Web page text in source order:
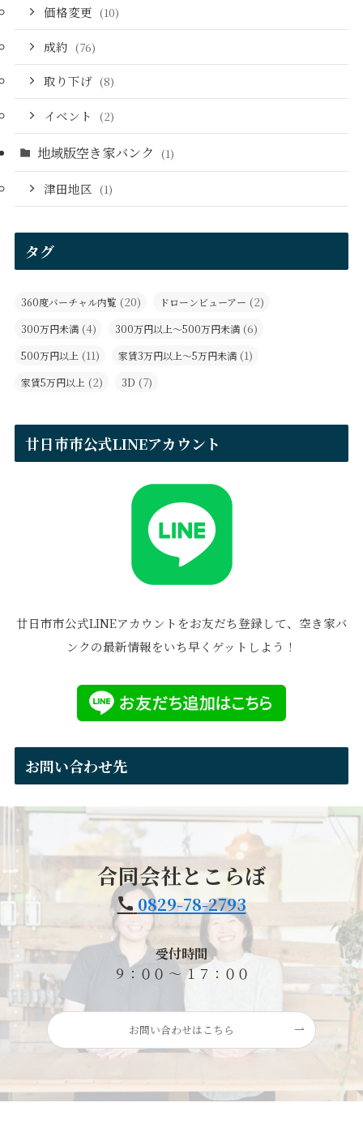
価格変更 (10)
成約 (76)
取り下げ (8)
イベント (2)
地域版空き家バンク (1)
津田地区 (1)
タグ
360度バーチャル内覧 (20) ドローンビューアー (2)
300万円未満 (4) 300万円以上～500万円未満 (6)
500万円以上 (11) 家賃3万円以上～5万円未満 (1)
家賃5万円以上 (2) 3D (7)
廿日市市公式LINEアカウント
廿日市市公式LINEアカウントをお友だち登録して、空き家バ
ンクの最新情報をいち早くゲットしよう！
お問い合わせ先
合同会社とこらぼ
0829-78-2793
受付時間
９：００ ～ １７：００
お問い合わせはこちら